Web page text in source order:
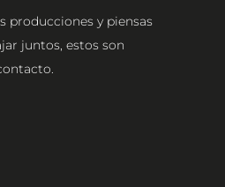
producciones y piensas
juntos, estos son